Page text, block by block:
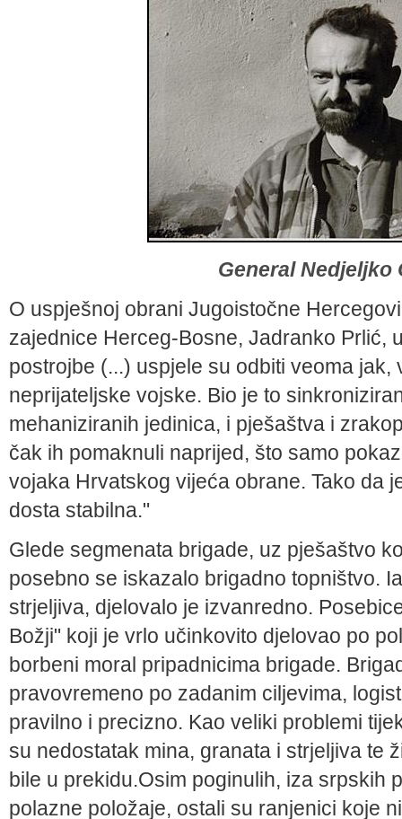
General Nedjeljko
O uspješnoj obrani Jugoistočne
zajednice Herceg-Bosne, Jadranko Prlić,
postrojbe (...) uspjele su odbiti veoma
neprijateljske vojske. Bio je to
mehaniziranih jedinica, i pješaštva i
čak ih pomaknuli naprijed, što samo
vojaka Hrvatskog vijeća obrane. Tako da
dosta stabilna."
Glede segmenata brigade, uz pješaštvo
posebno se iskazalo brigadno topništvo.
strjeljiva, djelovalo je izvanredno.
Božji" koji je vrlo učinkovito djelovao po
borbeni moral pripadnicima brigade.
pravovremeno po zadanim ciljevima,
pravilno i precizno. Kao veliki problemi
su nedostatak mina, granata i strjeljiva te
bile u prekidu.Osim poginulih, iza srpskih
polazne položaje, ostali su ranjenici koje